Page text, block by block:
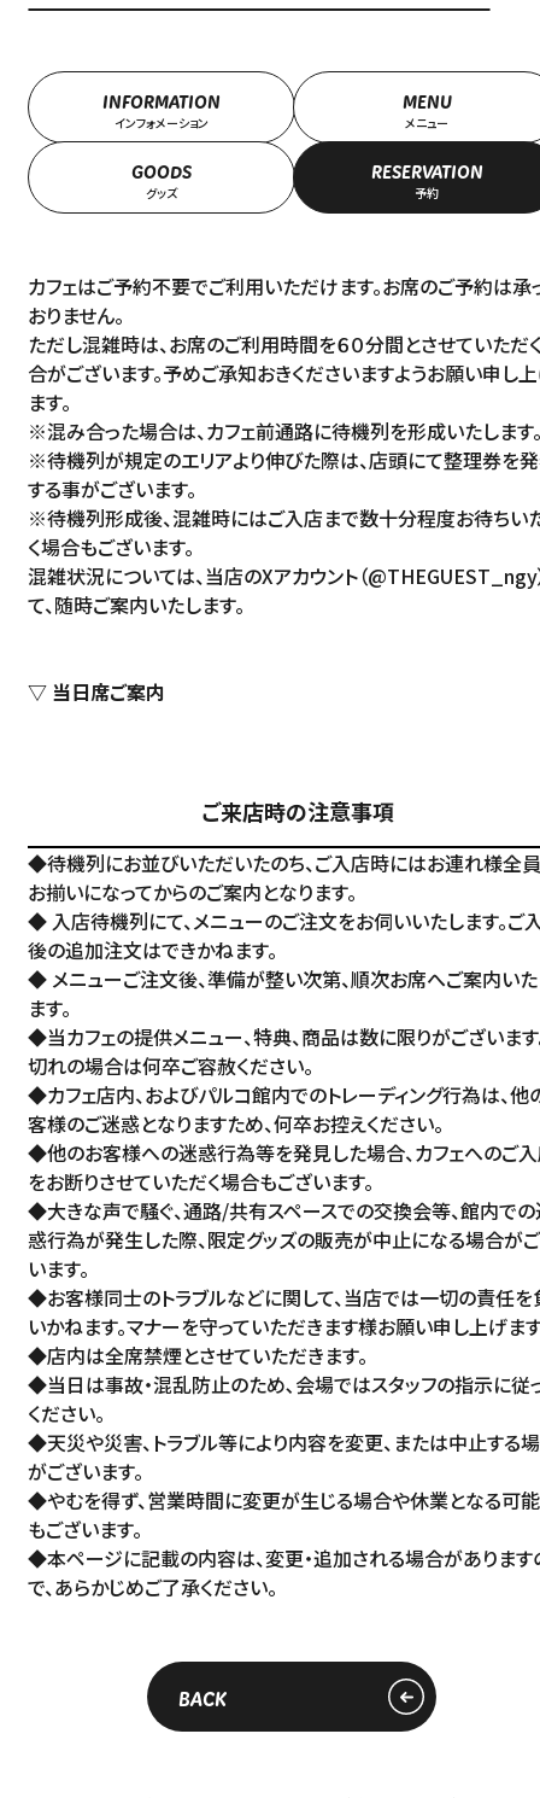
ACCESS
オンラインショップ
ONLINE SHOP
Language
INFORMATION
インフォメーション
MENU
メニュー
GOODS
グッズ
RESERVATION
予約
カフェはご予約不要でご利用いただけます。お席のご予約は承
おりません。
ただし混雑時は、お席のご利用時間を６０分間とさせていただ
合がございます。予めご承知おきくださいますようお願い申し
ます。
※混み合った場合は、カフェ前通路に待機列を形成いたします
※待機列が規定のエリアより伸びた際は、店頭にて整理券を
する事がございます。
※待機列形成後、混雑時にはご入店まで数十分程度お待ちい
く場合もございます。
混雑状況については、当店のXアカウント（@THEGUEST_ngy
て、随時ご案内いたします。
▽ 当日席ご案内
ご来店時の注意事項
◆待機列にお並びいただいたのち、ご入店時にはお連れ様全
お揃いになってからのご案内となります。
◆ 入店待機列にて、メニューのご注文をお伺いいたします。ご
後の追加注文はできかねます。
◆ メニューご注文後、準備が整い次第、順次お席へご案内い
ます。
◆当カフェの提供メニュー、特典、商品は数に限りがございます
切れの場合は何卒ご容赦ください。
◆カフェ店内、およびパルコ館内でのトレーディング行為は、他
客様のご迷惑となりますため、何卒お控えください。
◆他のお客様への迷惑行為等を発見した場合、カフェへのご
をお断りさせていただく場合もございます。
◆大きな声で騒ぐ、通路/共有スペースでの交換会等、館内で
惑行為が発生した際、限定グッズの販売が中止になる場合が
います。
◆お客様同士のトラブルなどに関して、当店では一切の責任を
いかねます。マナーを守っていただきます様お願い申し上げます
◆店内は全席禁煙とさせていただきます。
◆当日は事故・混乱防止のため､会場ではスタッフの指示に従
ください。
◆天災や災害、トラブル等により内容を変更、または中止する
がございます。
◆やむを得ず、営業時間に変更が生じる場合や休業となる可
もございます。
◆本ページに記載の内容は、変更・追加される場合があります
で、あらかじめご了承ください。
BACK